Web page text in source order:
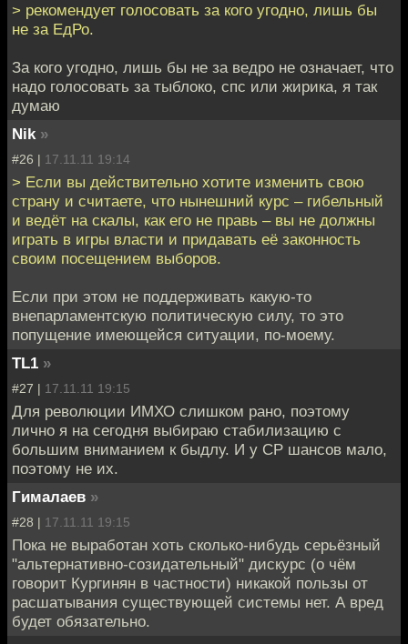
> рекомендует голосовать за кого угодно, лишь бы
не за ЕдРо.
За кого угодно, лишь бы не за ведро не означает, что
надо голосовать за тыблоко, спс или жирика, я так
думаю
Nik »
#26 | 17.11.11 19:14
> Если вы действительно хотите изменить свою
страну и считаете, что нынешний курс – гибельный
и ведёт на скалы, как его не правь – вы не должны
играть в игры власти и придавать её законность
своим посещением выборов.
Если при этом не поддерживать какую-то
внепарламентскую политическую силу, то это
попущение имеющейся ситуации, по-моему.
TL1 »
#27 | 17.11.11 19:15
Для революции ИМХО слишком рано, поэтому
лично я на сегодня выбираю стабилизацию с
большим вниманием к быдлу. И у СР шансов мало,
поэтому не их.
Гималаев »
#28 | 17.11.11 19:15
Пока не выработан хоть сколько-нибудь серьёзный
"альтернативно-созидательный" дискурс (о чём
говорит Кургинян в частности) никакой пользы от
расшатывания существующей системы нет. А вред
будет обязательно.